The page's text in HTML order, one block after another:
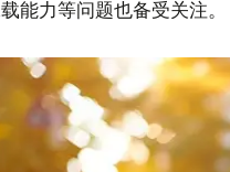
能力等问题也备受关注。